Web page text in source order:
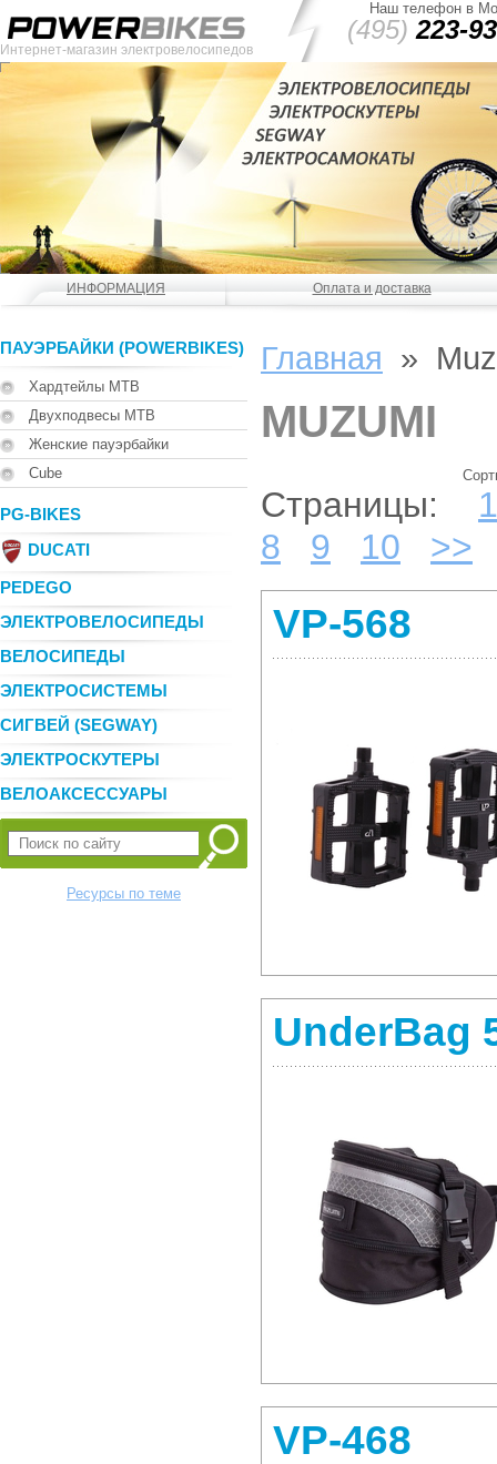
Интернет-магазин электровелосипедов
Наш телефон в
(495) 223-
ИНФОРМАЦИЯ Оплата и доставка
ПАУЭРБАЙКИ (POWERBIKES)
Хардтейлы MTB
Двухподвесы MTB
Женские пауэрбайки
Cube
PG-BIKES
DUCATI
PEDEGO
ЭЛЕКТРОВЕЛОСИПЕДЫ
ВЕЛОСИПЕДЫ
ЭЛЕКТРОСИСТЕМЫ
СИГВЕЙ (SEGWAY)
ЭЛЕКТРОСКУТЕРЫ
ВЕЛОАКСЕССУАРЫ
Ресурсы по теме
Главная »
MUZUMI
Страницы: 1
8
9 10 >>
VP-568
UnderBag
VP-468